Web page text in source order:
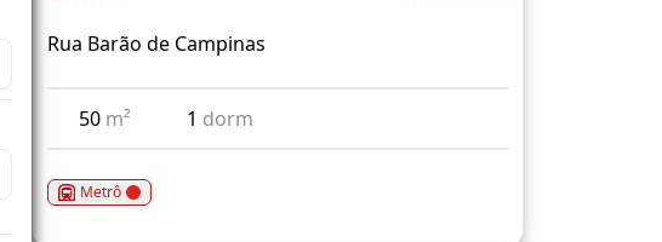
Rua Barão de Campinas
50 m² 1 dorm
Metrô